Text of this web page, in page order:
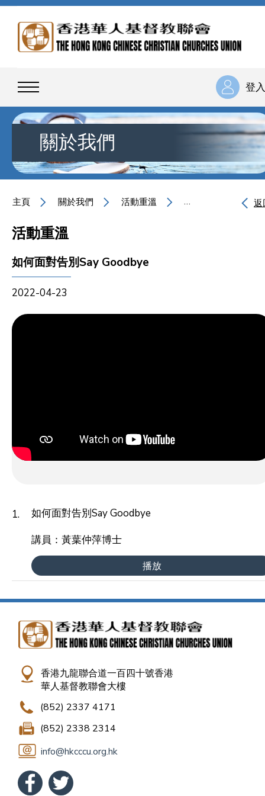
登入
關於我們
主頁 關於我們 活動重溫 如何面對告別Say返
活動重溫
如何面對告別Say Goodbye
2022-04-23
1.
如何面對告別Say Goodbye
講員：黃葉仲萍博士
播放
香港九龍聯合道一百四十號香港
華人基督教聯會大樓
(852) 2337 4171
(852) 2338 2314
info@hkcccu.org.hk